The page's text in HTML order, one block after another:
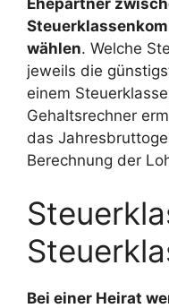
wählen. Welche
jeweils die
einem
Gehaltsrechner
das
Berechnung der
Bei einer Heirat